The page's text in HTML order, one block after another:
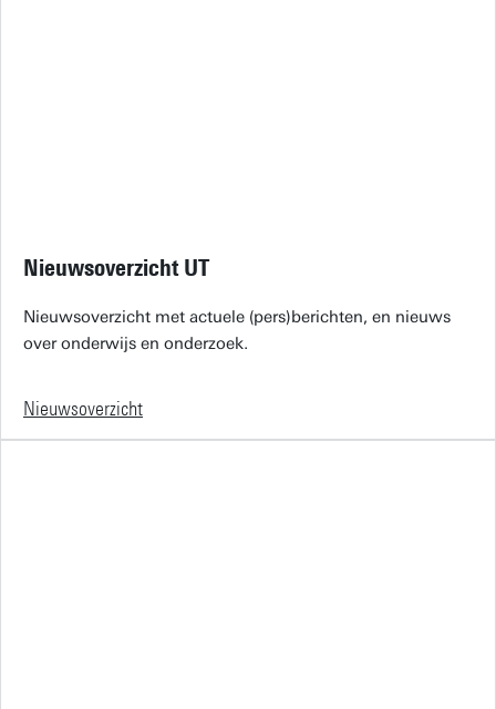
Nieuwsoverzicht UT
Nieuwsoverzicht met actuele (pers)berichten, en nieuws
over onderwijs en onderzoek.
Nieuwsoverzicht